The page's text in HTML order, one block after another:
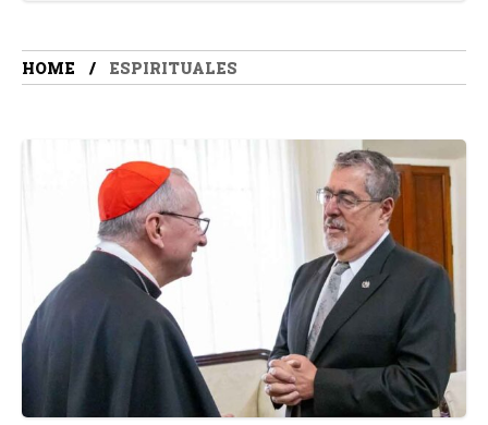
HOME ESPIRITUALES